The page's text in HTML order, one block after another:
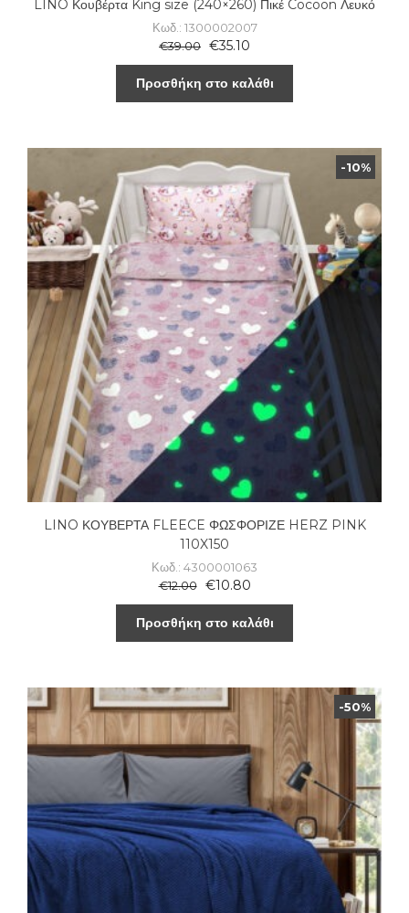
LINO Κουβέρτα King size (240×260) Πικέ Cocoon Λευκό
Κωδ.: 1300002007
€39.00 €35.10
Προσθήκη στο καλάθι
-10%
LINO ΚΟΥΒΕΡΤΑ FLEECE ΦΩΣΦΟΡΙΖΕ HERZ PINK
110X150
Κωδ.: 4300001063
€12.00 €10.80
Προσθήκη στο καλάθι
-50%